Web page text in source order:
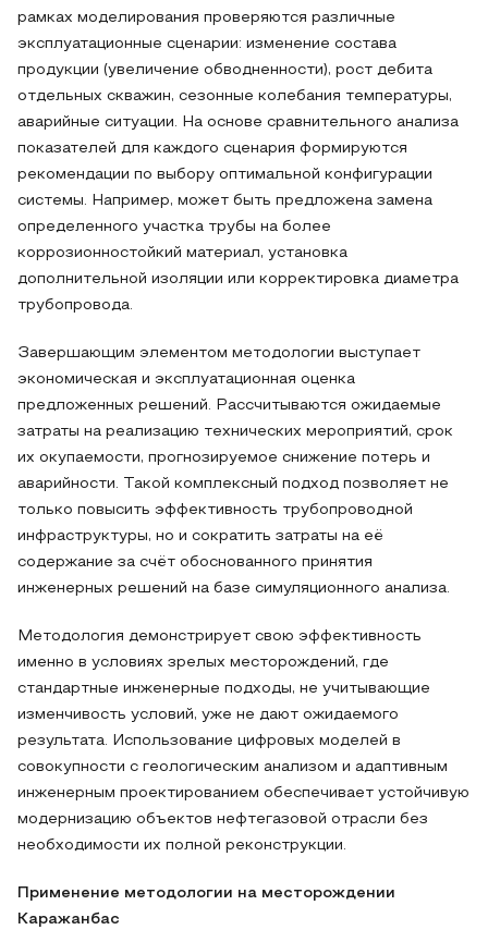
рамках моделирования проверяются различные
эксплуатационные сценарии: изменение состава
продукции (увеличение обводненности), рост дебита
отдельных скважин, сезонные колебания температуры,
аварийные ситуации. На основе сравнительного анализа
показателей для каждого сценария формируются
рекомендации по выбору оптимальной конфигурации
системы. Например, может быть предложена замена
определенного участка трубы на более
коррозионностойкий материал, установка
дополнительной изоляции или корректировка диаметра
трубопровода.
Завершающим элементом методологии выступает
экономическая и эксплуатационная оценка
предложенных решений. Рассчитываются ожидаемые
затраты на реализацию технических мероприятий, срок
их окупаемости, прогнозируемое снижение потерь и
аварийности. Такой комплексный подход позволяет не
только повысить эффективность трубопроводной
инфраструктуры, но и сократить затраты на её
содержание за счёт обоснованного принятия
инженерных решений на базе симуляционного анализа.
Методология демонстрирует свою эффективность
именно в условиях зрелых месторождений, где
стандартные инженерные подходы, не учитывающие
изменчивость условий, уже не дают ожидаемого
результата. Использование цифровых моделей в
совокупности с геологическим анализом и адаптивным
инженерным проектированием обеспечивает устойчивую
модернизацию объектов нефтегазовой отрасли без
необходимости их полной реконструкции.
Применение методологии на месторождении
Каражанбас